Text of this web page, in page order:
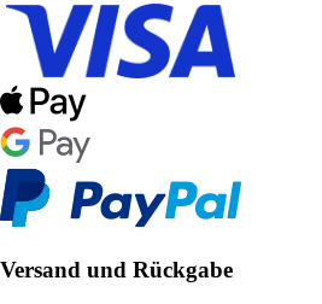
Versand und Rückgabe